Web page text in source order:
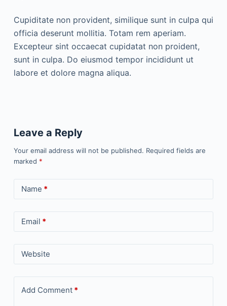
Cupiditate non provident, similique sunt in culpa qui
officia deserunt mollitia. Totam rem aperiam.
Excepteur sint occaecat cupidatat non proident,
sunt in culpa. Do eiusmod tempor incididunt ut
labore et dolore magna aliqua.
Leave a Reply
Your email address will not be published. Required fields are
marked *
Name *
Email *
Website
Add Comment*